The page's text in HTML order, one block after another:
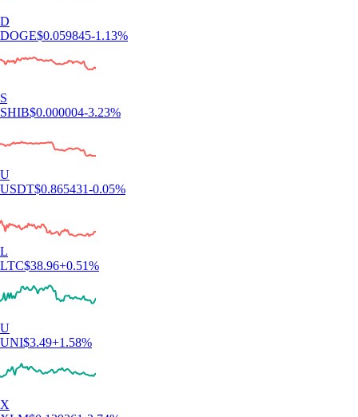
« J'utilise l'app depuis 5 ans. Elle était déjà simple et axée crypto, mais
l'ajout des actions et des marchés de prédiction est un vrai plus.
-Utilisateur vérifié
Ces avis sont personnels et non rémunérés sans garantie de résultats
futurs. Les délais du service client peuvent varier. Tout investissement
Télécharger l'app
Guides et ressources
Tout savoir sur la crypto